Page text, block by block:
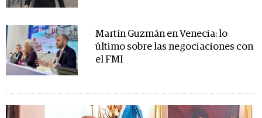
Martín Guzmán en Venecia: lo
último sobre las negociaciones con
el FMI